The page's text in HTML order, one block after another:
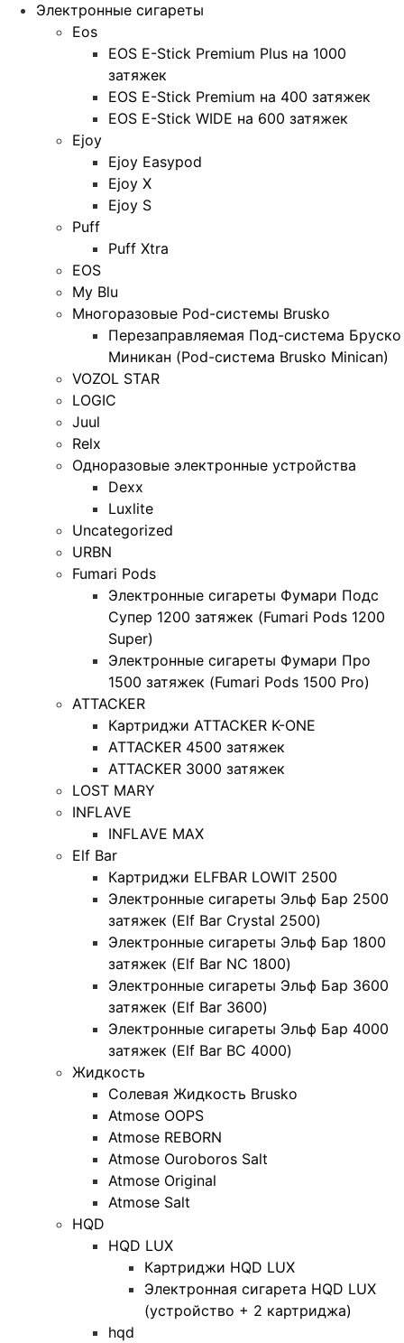
Электронные сигареты
Eos
EOS E-Stick Premium Plus на 1000
затяжек
EOS E-Stick Premium на 400 затяжек
EOS E-Stick WIDE на 600 затяжек
Ejoy
Ejoy Easypod
Ejoy X
Ejoy S
Puff
Puff Xtra
EOS
My Blu
Многоразовые Pod-системы Brusko
Перезаправляемая Под-система Бруско
Миникан (Pod-система Brusko Minican)
VOZOL STAR
LOGIC
Juul
Relx
Одноразовые электронные устройства
Dexx
Luxlite
Uncategorized
URBN
Fumari Pods
Электронные сигареты Фумари Подс
Супер 1200 затяжек (Fumari Pods 1200
Super)
Электронные сигареты Фумари Про
1500 затяжек (Fumari Pods 1500 Pro)
ATTACKER
Картриджи ATTACKER K-ONE
ATTACKER 4500 затяжек
ATTACKER 3000 затяжек
LOST MARY
INFLAVE
INFLAVE MAX
Elf Bar
Картриджи ELFBAR LOWIT 2500
Электронные сигареты Эльф Бар 2500
затяжек (Elf Bar Crystal 2500)
Электронные сигареты Эльф Бар 1800
затяжек (Elf Bar NC 1800)
Электронные сигареты Эльф Бар 3600
затяжек (Elf Bar 3600)
Электронные сигареты Эльф Бар 4000
затяжек (Elf Bar BC 4000)
Жидкость
Солевая Жидкость Brusko
Atmose OOPS
Atmose REBORN
Atmose Ouroboros Salt
Atmose Original
Atmose Salt
HQD
HQD LUX
Картриджи HQD LUX
Электронная сигарета HQD LUX
(устройство + 2 картриджа)
hqd